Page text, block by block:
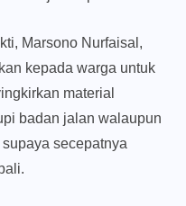
Marsono Nurfaisal,
kepada warga untuk
material
badan jalan walaupun
secepatnya